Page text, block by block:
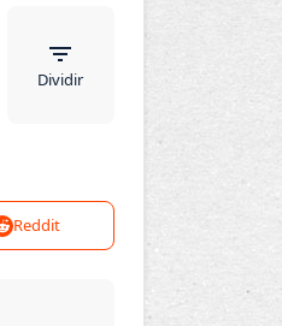
Dividir
Reddit